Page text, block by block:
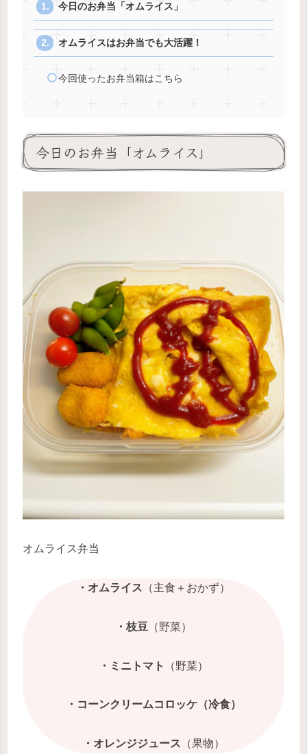
今日のお弁当「オムライス」
オムライスはお弁当でも大活躍！
今回使ったお弁当箱はこちら
今日のお弁当「オムライス」
オムライス弁当
・オムライス （主食＋おかず）
・枝豆 （野菜）
・ミニトマト （野菜）
・コーンクリームコロッケ（冷食）
・オレンジジュース （果物）